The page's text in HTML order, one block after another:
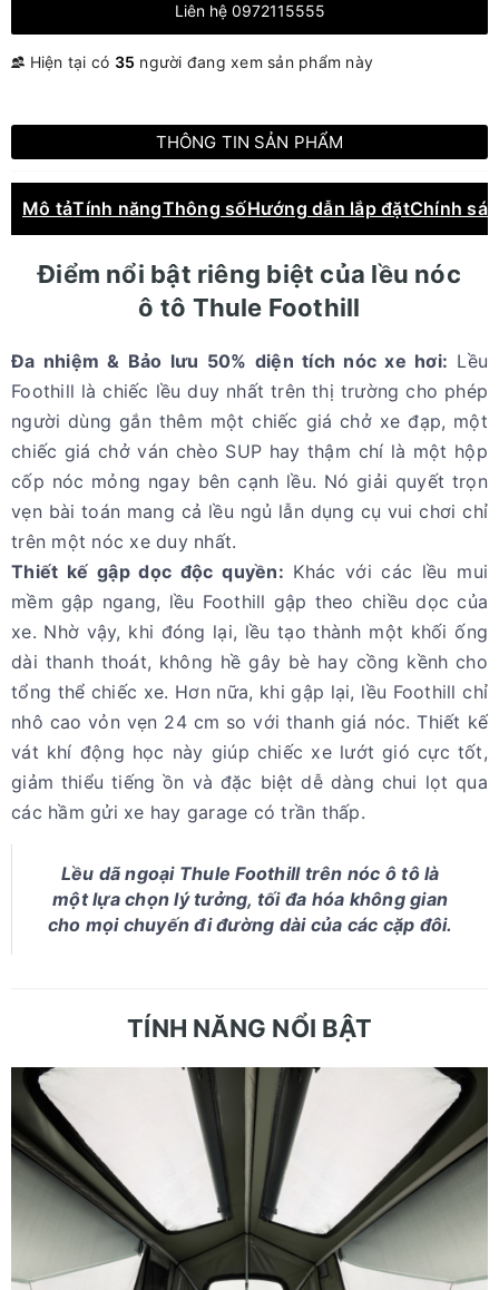
Liên hệ 0972115555
Hiện tại có 35 người đang xem sản phẩm này
THÔNG TIN SẢN PHẨM
Mô tảTính năngThông sốHướng dẫn lắp đặtChính
Điểm nổi bật riêng biệt của lều nóc
ô tô Thule Foothill
Đa nhiệm & Bảo lưu 50% diện tích nóc xe hơi: Lều
Foothill là chiếc lều duy nhất trên thị trường cho phép
người dùng gắn thêm một chiếc giá chở xe đạp, một
chiếc giá chở ván chèo SUP hay thậm chí là một hộp
cốp nóc mỏng ngay bên cạnh lều. Nó giải quyết trọn
vẹn bài toán mang cả lều ngủ lẫn dụng cụ vui chơi chỉ
trên một nóc xe duy nhất.
Thiết kế gập dọc độc quyền: Khác với các lều mui
mềm gập ngang, lều Foothill gập theo chiều dọc của
xe. Nhờ vậy, khi đóng lại, lều tạo thành một khối ống
dài thanh thoát, không hề gây bè hay cồng kềnh cho
tổng thể chiếc xe. Hơn nữa, khi gập lại, lều Foothill chỉ
nhô cao vỏn vẹn 24 cm so với thanh giá nóc. Thiết kế
vát khí động học này giúp chiếc xe lướt gió cực tốt,
giảm thiểu tiếng ồn và đặc biệt dễ dàng chui lọt qua
các hầm gửi xe hay garage có trần thấp.
Lều dã ngoại Thule Foothill trên nóc ô tô là
một lựa chọn lý tưởng, tối đa hóa không gian
cho mọi chuyến đi đường dài của các cặp đôi.
TÍNH NĂNG NỔI BẬT